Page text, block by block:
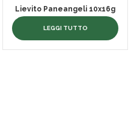
Lievito Paneangeli 10x16g
LEGGI TUTTO